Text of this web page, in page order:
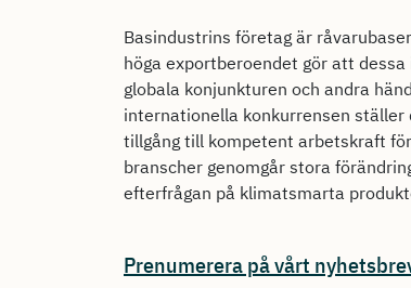
Basindustrins företag är
höga exportberoendet gör att
globala konjunkturen och andra
internationella konkurrensen
tillgång till kompetent arbetskraft
branscher genomgår stora
efterfrågan på klimatsmarta
Prenumerera på vårt